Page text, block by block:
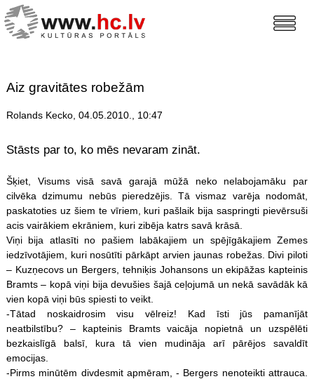
Aiz gravitātes robežām
Rolands Kecko, 04.05.2010., 10:47
Stāsts par to, ko mēs nevaram zināt.
Šķiet, Visums visā savā garajā mūžā neko nelabojamāku par
cilvēka dzimumu nebūs pieredzējis. Tā vismaz varēja nodomāt,
paskatoties uz šiem te vīriem, kuri pašlaik bija saspringti pievērsuši
acis vairākiem ekrāniem, kuri zibēja katrs savā krāsā.
Viņi bija atlasīti no pašiem labākajiem un spējīgākajiem Zemes
iedzīvotājiem, kuri nosūtīti pārkāpt arvien jaunas robežas. Divi piloti
– Kuzņecovs un Bergers, tehniķis Johansons un ekipāžas kapteinis
Bramts – kopā viņi bija devušies šajā ceļojumā un nekā savādāk kā
vien kopā viņi būs spiesti to veikt.
-Tātad noskaidrosim visu vēlreiz! Kad īsti jūs pamanījāt
neatbilstību? – kapteinis Bramts vaicāja nopietnā un uzspēlēti
bezkaislīgā balsī, kura tā vien mudināja arī pārējos savaldīt
emocijas.
-Pirms minūtēm divdesmit apmēram, - Bergers nenoteikti attrauca.